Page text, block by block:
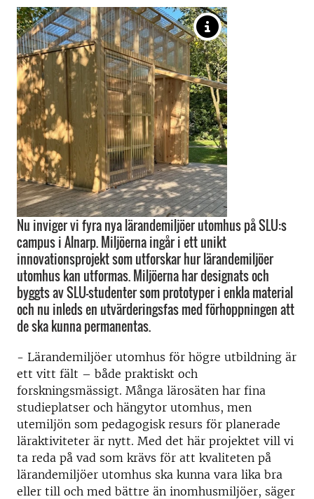
Nu inviger vi fyra nya lärandemiljöer utomhus på SLU:s
campus i Alnarp. Miljöerna ingår i ett unikt
innovationsprojekt som utforskar hur lärandemiljöer
utomhus kan utformas. Miljöerna har designats och
byggts av SLU-studenter som prototyper i enkla material
och nu inleds en utvärderingsfas med förhoppningen att
de ska kunna permanentas.
- Lärandemiljöer utomhus för högre utbildning är
ett vitt fält – både praktiskt och
forskningsmässigt. Många lärosäten har fina
studieplatser och hängytor utomhus, men
utemiljön som pedagogisk resurs för planerade
läraktiviteter är nytt. Med det här projektet vill vi
ta reda på vad som krävs för att kvaliteten på
lärandemiljöer utomhus ska kunna vara lika bra
eller till och med bättre än inomhusmiljöer, säger